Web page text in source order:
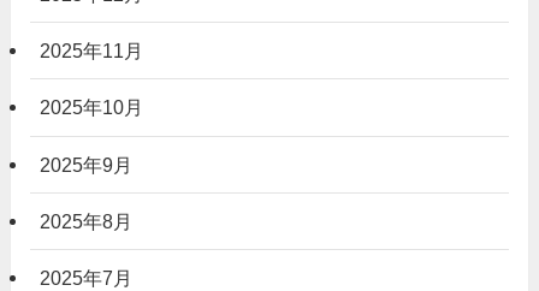
2025年11月
2025年10月
2025年9月
2025年8月
2025年7月